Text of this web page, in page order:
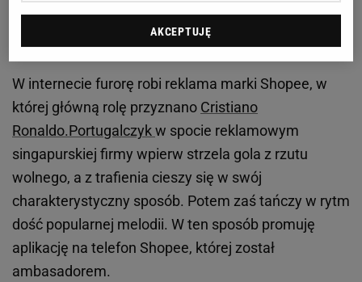
W internecie furorę robi reklama marki Shopee, w
której główną rolę przyznano Cristiano
Ronaldo.Portugalczykw spocie reklamowym
singapurskiej firmy wpierw strzela gola z rzutu
wolnego, a z trafienia cieszy się w swój
charakterystyczny sposób. Potem zaś tańczy w rytm
dość popularnej melodii. W ten sposób promuję
aplikację na telefon Shopee, której został
ambasadorem.
AKCEPTUJĘ